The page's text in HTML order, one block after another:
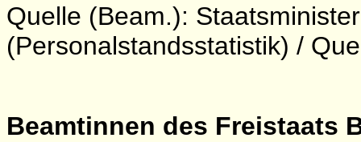
Quelle (Beam.):
(Personalstandsstatistik) /
Beamtinnen des Freistaats